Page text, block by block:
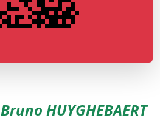
Bruno HUYGHEBAERT